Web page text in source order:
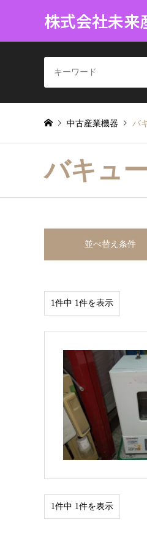
株式会社未来
中古産業機器 バ
バキュ
並べ替え条件
1件中 1件を表示
1件中 1件を表示